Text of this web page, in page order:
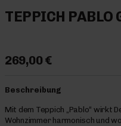
TEPPICH PABLO
269,00 €
Beschreibung
Mit dem Teppich „Pablo“ wirkt
Wohnzimmer harmonisch und